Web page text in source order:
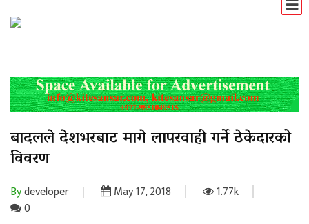
बादलले देशभरबाट मागे लापरवाही गर्ने ठेकेदारको
विवरण
Bydeveloper May 17, 2018
1.77k
0